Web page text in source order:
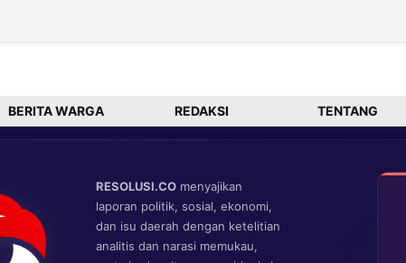
Liter
BERITA WARGA REDAKSI TENTANG
RESOLUSI.CO menyajikan
laporan politik, sosial, ekonomi,
dan isu daerah dengan ketelitian
analitis dan narasi memukau,